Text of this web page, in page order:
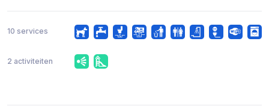
10 services
2 activiteiten